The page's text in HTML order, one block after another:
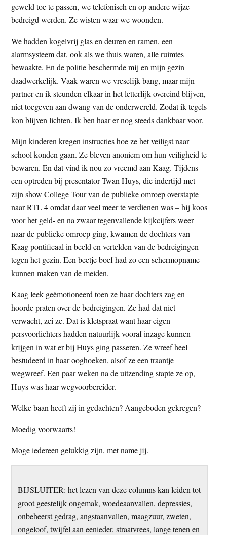
geweld toe te passen, we telefonisch en op andere wijze
bedreigd werden. Ze wisten waar we woonden.
We hadden kogelvrij glas en deuren en ramen, een
alarmsysteem dat, ook als we thuis waren, alle ruimtes
bewaakte. En de politie beschermde mij en mijn gezin
daadwerkelijk. Vaak waren we vreselijk bang, maar mijn
partner en ik steunden elkaar in het letterlijk overeind blijven,
niet toegeven aan dwang van de onderwereld. Zodat ik tegels
kon blijven lichten. Ik ben haar er nog steeds dankbaar voor.
Mijn kinderen kregen instructies hoe ze het veiligst naar
school konden gaan. Ze bleven anoniem om hun veiligheid te
bewaren. En dat vind ik nou zo vreemd aan Kaag. Tijdens
een optreden bij presentator Twan Huys, die indertijd met
zijn show College Tour van de publieke omroep overstapte
naar RTL 4 omdat daar veel meer te verdienen was – hij koos
voor het geld- en na zwaar tegenvallende kijkcijfers weer
naar de publieke omroep ging, kwamen de dochters van
Kaag pontificaal in beeld en vertelden van de bedreigingen
tegen het gezin. Een beetje boef had zo een schermopname
kunnen maken van de meiden.
Kaag leek geëmotioneerd toen ze haar dochters zag en
hoorde praten over de bedreigingen. Ze had dat niet
verwacht, zei ze. Dat is kletspraat want haar eigen
persvoorlichters hadden natuurlijk vooraf inzage kunnen
krijgen in wat er bij Huys ging passeren. Ze wreef heel
bestudeerd in haar ooghoeken, alsof ze een traantje
wegwreef. Een paar weken na de uitzending stapte ze op,
Huys was haar wegvoorbereider.
Welke baan heeft zij in gedachten? Aangeboden gekregen?
Moedig voorwaarts!
Moge iedereen gelukkig zijn, met name jij.
BIJSLUITER: het lezen van deze columns kan leiden tot
groot geestelijk ongemak, woedeaanvallen, depressies,
onbeheerst gedrag, angstaanvallen, maagzuur, zweten,
ongeloof, twijfel aan eenieder, straatvrees, lange tenen en